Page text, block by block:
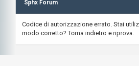
Sphx Forum
Codice di autorizzazione errato. Stai
modo corretto? Torna indietro e riprova.